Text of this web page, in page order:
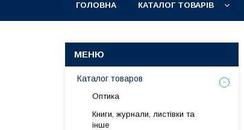
ГОЛОВНА КАТАЛОГ ТОВАРІВ
Каталог товаров
Оптика
Книги, журнали, листівки та
інше